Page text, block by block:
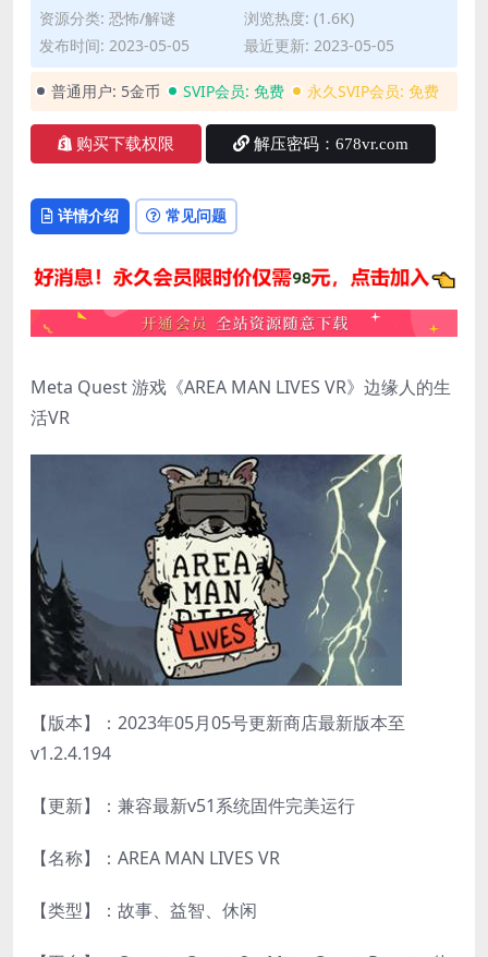
资源分类: 恐怖/解谜
浏览热度: (1.6K)
发布时间: 2023-05-05
最近更新: 2023-05-05
普通用户: 5金币 SVIP会员: 免费 永久SVIP会员: 免费
购买下载权限 解压密码：678vr.com
详情介绍 常见问题
Meta Quest 游戏《AREA MAN LIVES VR》边缘人的生
活VR
【版本】：2023年05月05号更新商店最新版本至
v1.2.4.194
【更新】：兼容最新v51系统固件完美运行
【名称】：AREA MAN LIVES VR
【类型】：故事、益智、休闲